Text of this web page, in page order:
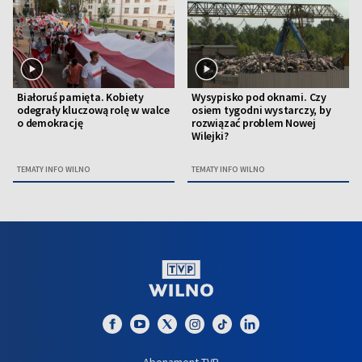
Białoruś pamięta. Kobiety
odegrały kluczową rolę w walce
o demokrację
TEMATY INFO WILNO
Wysypisko pod oknami. Czy
osiem tygodni wystarczy, by
rozwiązać problem Nowej
Wilejki?
TEMATY INFO WILNO